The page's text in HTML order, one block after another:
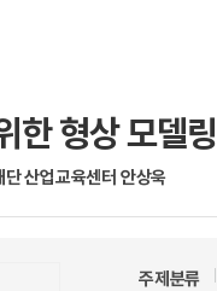
한 형상 모델링
단 산업교육센터 안상욱
주제분류